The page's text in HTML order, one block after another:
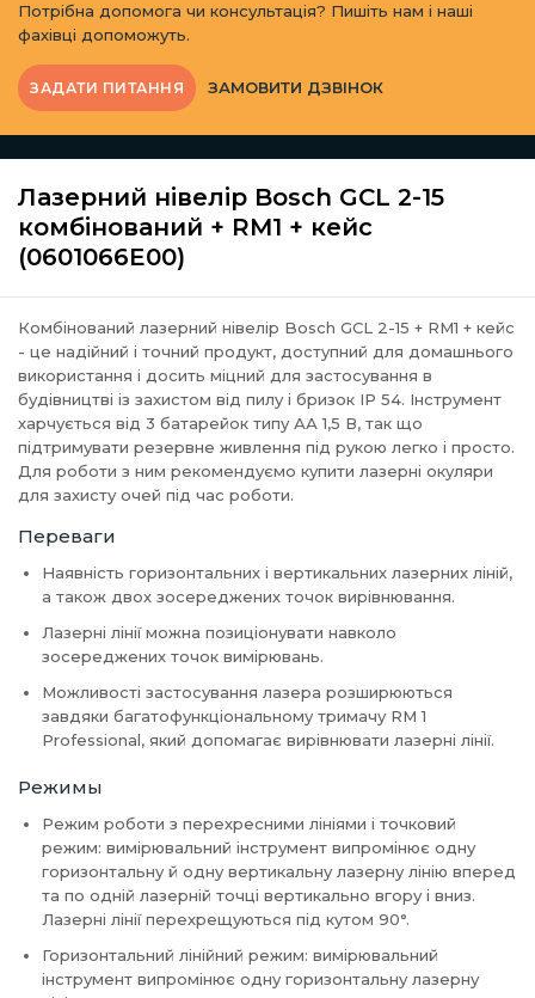
Потрібна допомога чи консультація? Пишіть нам і наші
фахівці допоможуть.
ЗАДАТИ ПИТАННЯ ЗАМОВИТИ ДЗВІНОК
Лазерний нівелір Bosch GCL 2-15
комбінований + RM1 + кейс
(0601066E00)
Комбінований лазерний нівелір Bosch GCL 2-15 + RM1 + кейс
- це надійний і точний продукт, доступний для домашнього
використання і досить міцний для застосування в
будівництві із захистом від пилу і бризок IP 54. Інструмент
харчується від 3 батарейок типу АА 1,5 В, так що
підтримувати резервне живлення під рукою легко і просто.
Для роботи з ним рекомендуємо купити лазерні окуляри
для захисту очей під час роботи.
Переваги
Наявність горизонтальних і вертикальних лазерних ліній,
а також двох зосереджених точок вирівнювання.
Лазерні лінії можна позиціонувати навколо
зосереджених точок вимірювань.
Можливості застосування лазера розширюються
завдяки багатофункціональному тримачу RM 1
Professional, який допомагає вирівнювати лазерні лінії.
Режимы
Режим роботи з перехресними лініями і точковий
режим: вимірювальний інструмент випромінює одну
горизонтальну й одну вертикальну лазерну лінію вперед
та по одній лазерній точці вертикально вгору і вниз.
Лазерні лінії перехрещуються під кутом 90°.
Горизонтальний лінійний режим: вимірювальний
інструмент випромінює одну горизонтальну лазерну